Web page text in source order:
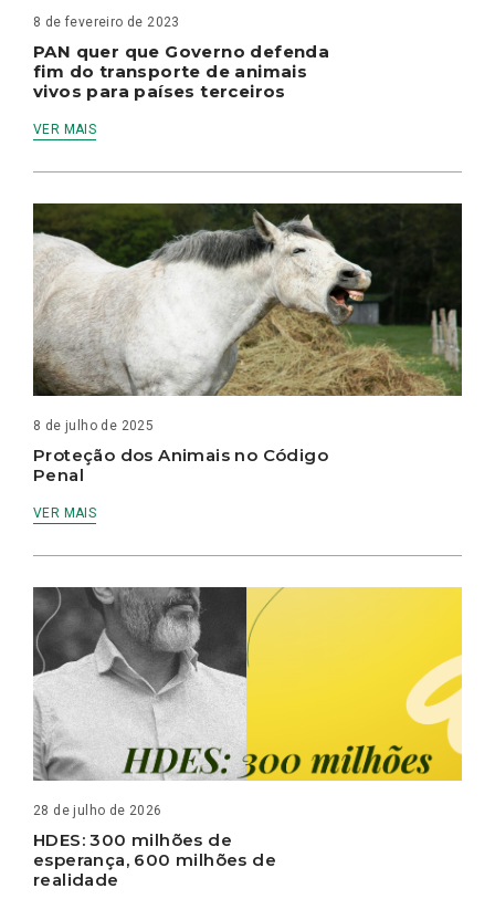
8 de fevereiro de 2023
PAN quer que Governo defenda
fim do transporte de animais
vivos para países terceiros
VER MAIS
8 de julho de 2025
Proteção dos Animais no Código
Penal
VER MAIS
28 de julho de 2026
HDES: 300 milhões de
esperança, 600 milhões de
realidade